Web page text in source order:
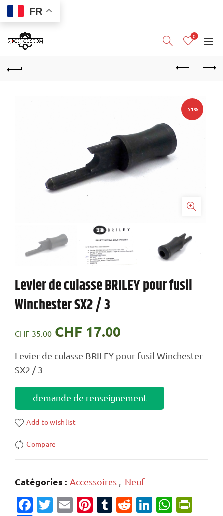
FR
0
-51%
Levier de culasse BRILEY pour fusil
Winchester SX2 / 3
CHF35.00 Le
prix
était :
CHF 35.00.
CHF 17.00
prix
est :
Levier de culasse BRILEY pour fusil Winchester
SX2 / 3
demande de renseignement
Add to wishlist
Compare
Catégories : Accessoires , Neuf
Facebook
Twitter
EmailPinterest
Tumblr
Reddit
LinkedIn